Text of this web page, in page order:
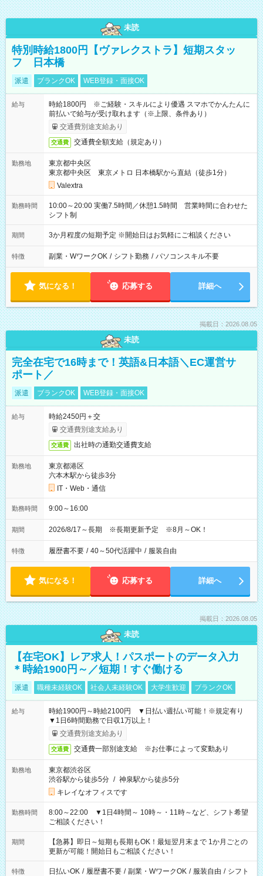
未読
特別時給1800円【ヴァレクストラ】短期スタッ
フ 日本橋
派遣 ブランクOK WEB登録・面接OK
給与
時給1800円 ※ご経験・スキルにより優遇 スマホでかんたんに
前払いで給与が受け取れます（※上限、条件あり）
交通費別途支給あり
交通費 交通費全額支給（規定あり）
勤務地
東京都中央区
東京都中央区 東京メトロ 日本橋駅から直結（徒歩1分）
Valextra
勤務時間
10:00～20:00 実働7.5時間／休憩1.5時間 営業時間に合わせた
シフト制
期間 3か月程度の短期予定 ※開始日はお気軽にご相談ください
特徴 副業・WワークOK / シフト勤務 / パソコンスキル不要
気になる！ 応募する 詳細へ
掲載日：2026.08.05
未読
完全在宅で16時まで！英語&日本語＼EC運営サ
ポート／
派遣 ブランクOK WEB登録・面接OK
給与
時給2450円＋交
交通費別途支給あり
交通費 出社時の通勤交通費支給
勤務地
東京都港区
六本木駅から徒歩3分
IT・Web・通信
勤務時間 9:00～16:00
期間 2026/8/17～長期 ※長期更新予定 ※8月～OK！
特徴 履歴書不要 / 40～50代活躍中 / 服装自由
気になる！ 応募する 詳細へ
掲載日：2026.08.05
未読
【在宅OK】レア求人！パスポートのデータ入力
＊時給1900円～／短期！すぐ働ける
派遣 職種未経験OK 社会人未経験OK 大学生歓迎 ブランクOK
給与
時給1900円～時給2100円 ▼日払い週払い可能！※規定有り
▼1日6時間勤務で日収1万以上！
交通費別途支給あり
交通費 交通費一部別途支給 ※お仕事によって変動あり
勤務地
東京都渋谷区
渋谷駅から徒歩5分 / 神泉駅から徒歩5分
キレイなオフィスです
勤務時間
8:00～22:00 ▼1日4時間～ 10時～・11時～など、シフト希望
ご相談ください！
期間
【急募】即日～短期も長期もOK！最短翌月末まで 1か月ごとの
更新が可能！開始日もご相談ください！
特徴 日払いOK / 履歴書不要 / 副業・WワークOK / 服装自由 / シフト